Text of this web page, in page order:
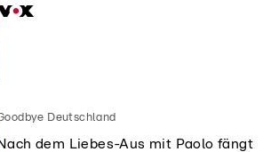
Deutschland
dem Liebes-Aus mit Paolo fängt